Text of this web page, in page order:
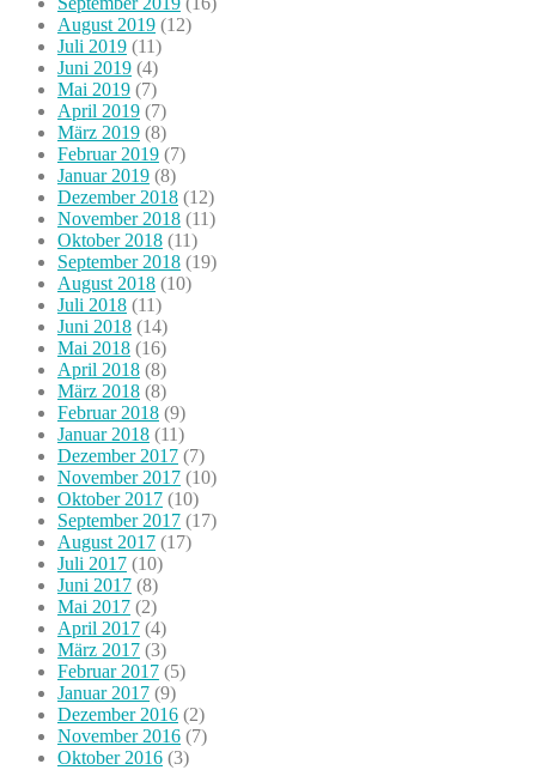
August 2019 (12)
Juli 2019 (11)
Juni 2019 (4)
Mai 2019 (7)
April 2019 (7)
März 2019 (8)
Februar 2019 (7)
Januar 2019 (8)
Dezember 2018 (12)
November 2018 (11)
Oktober 2018 (11)
September 2018 (19)
August 2018 (10)
Juli 2018 (11)
Juni 2018 (14)
Mai 2018 (16)
April 2018 (8)
März 2018 (8)
Februar 2018 (9)
Januar 2018 (11)
Dezember 2017 (7)
November 2017 (10)
Oktober 2017 (10)
September 2017 (17)
August 2017 (17)
Juli 2017 (10)
Juni 2017 (8)
Mai 2017 (2)
April 2017 (4)
März 2017 (3)
Februar 2017 (5)
Januar 2017 (9)
Dezember 2016 (2)
November 2016 (7)
Oktober 2016 (3)